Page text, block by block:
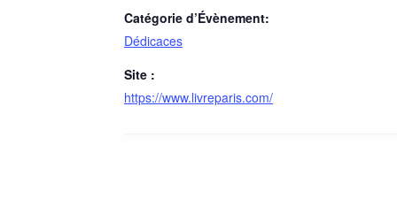
Catégorie d’Évènement:
Dédicaces
Site :
https://www.livreparis.com/